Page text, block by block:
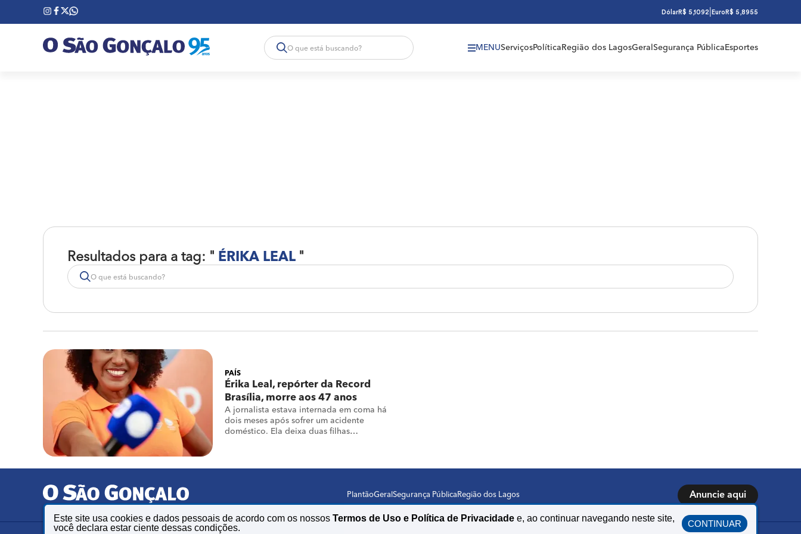
DólarR$ 5,1092 Euro R$ 5,8955
MENUServiçosPolítica Região dos LagosGeral Segurança Pública Esportes
Resultados para a tag: " ÉRIKA LEAL "
PAÍS
Érika Leal, repórter da Record
Brasília, morre aos 47 anos
A jornalista estava internada em coma há
dois meses após sofrer um acidente
doméstico. Ela deixa duas filhas
Este site usa cookies e dados pessoais de acordo com os nossos Termos de Uso e Política de Privacidade e, ao continuar navegando neste site,
você declara estar ciente dessas condições.
CONTINUAR
PlantãoGeral Segurança Pública Região dos Lagos Anuncie aqui